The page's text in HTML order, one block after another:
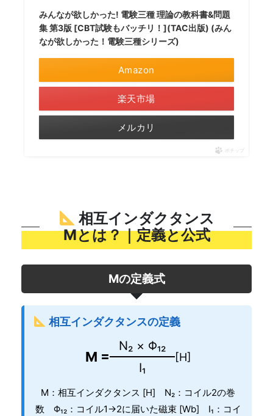
みんなが欲しかった! 電験三種 理論の教科書&問題
集 第3版 [CBT試験もバッチリ！](TAC出版) (みん
なが欲しかった！電験三種シリーズ)
Amazon
楽天市場
メルカリ
ポチップ
相互インダクタンス
Mとは？｜定義と公式
Mの定義式
相互インダクタンスの定義
M =
N₂ × Φ₁₂
I₁
[H]
M：相互インダクタンス [H] N₂：コイル2の巻
数 Φ₁₂：コイル1→2に届いた磁束 [Wb] I₁：コイ